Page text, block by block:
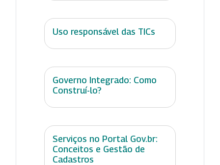
Uso responsável das TICs
Governo Integrado: Como
Construí-lo?
Serviços no Portal Gov.br:
Conceitos e Gestão de
Cadastros